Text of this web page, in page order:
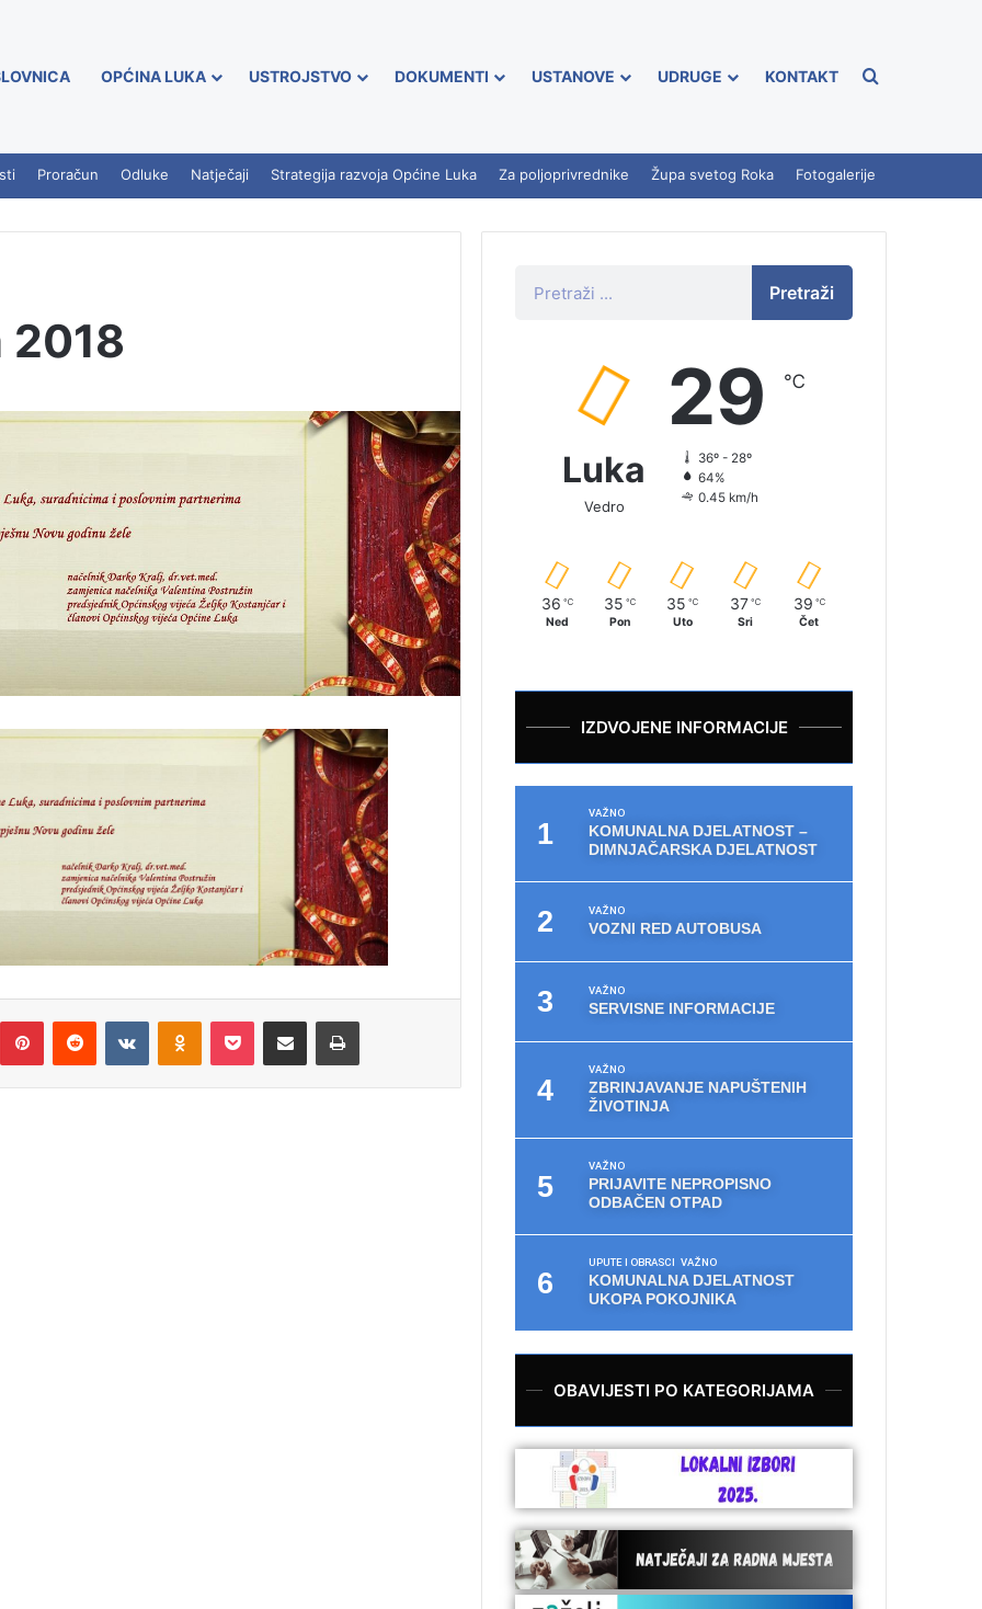
OPĆINA LUKA USTROJSTVO DOKUMENTI USTANOVE UDRUGE KONTAKT
Proračun Odluke Natječaji Strategija razvoja Općine Luka Za poljoprivrednike Župa svetog Roka Fotogalerije
Pretraži
Luka
Vedro
29 ℃
36º - 28º
64%
0.45 km/h
36 ℃
Ned
35 ℃
Pon
35 ℃
Uto
37 ℃
Sri
39 ℃
Čet
IZDVOJENE INFORMACIJE
VAŽNO
KOMUNALNA DJELATNOST –
DIMNJAČARSKA DJELATNOST
VAŽNO
VOZNI RED AUTOBUSA
VAŽNO
SERVISNE INFORMACIJE
VAŽNO
ZBRINJAVANJE NAPUŠTENIH
ŽIVOTINJA
VAŽNO
PRIJAVITE NEPROPISNO
ODBAČEN OTPAD
UPUTE I OBRASCI VAŽNO
KOMUNALNA DJELATNOST
UKOPA POKOJNIKA
OBAVIJESTI PO KATEGORIJAMA